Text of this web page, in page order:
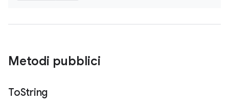
Metodi pubblici
ToString